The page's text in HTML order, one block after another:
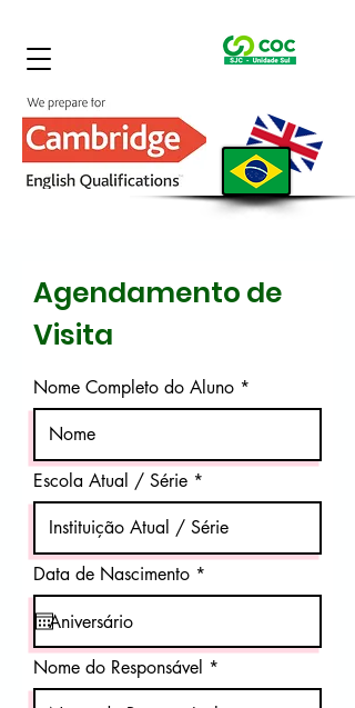
Agendamento de
Visita
Nome Completo do Aluno
Escola Atual / Série
Data de Nascimento *
e
i
d
Nome do Responsável